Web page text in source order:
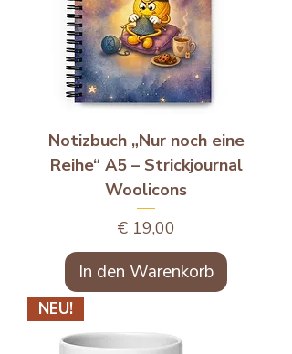
Notizbuch „Nur noch eine
Reihe“ A5 – Strickjournal
Woolicons
Preis
€ 19,00
In den Warenkorb
NEU!